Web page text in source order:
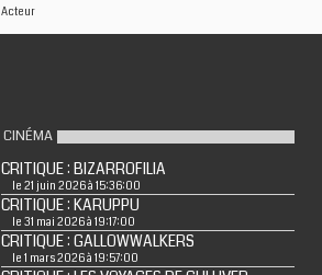
Acteur
CINÉMA
CRITIQUE : BIZARROFILIA
le 21 juin 2026 à 15:36:00
CRITIQUE : KARUPPU
le 31 mai 2026 à 19:17:00
CRITIQUE : GALLOWWALKERS
le 1 mars 2026 à 19:57:00